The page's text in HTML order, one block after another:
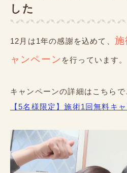
した
12月は1年の感謝を込めて、 施
ャンペーン を行っています。
キャンペーンの詳細はこちら
【5名様限定】施術1回無料キ